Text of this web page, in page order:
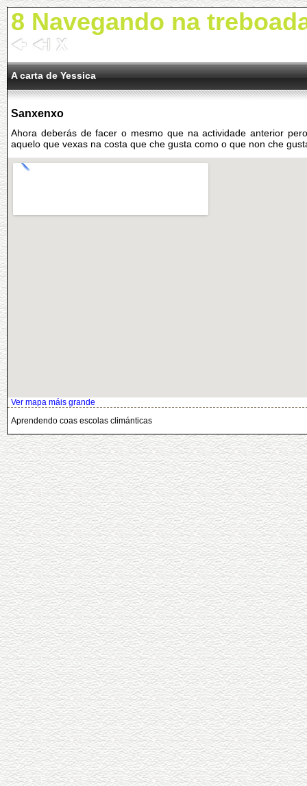
8 Navegando na
A carta de Yessica
Sanxenxo
Ahora deberás de facer o mesmo que na actividade anterior
aquelo que vexas na costa que che gusta como o que non che
Ver mapa máis grande
Aprendendo coas escolas climánticas